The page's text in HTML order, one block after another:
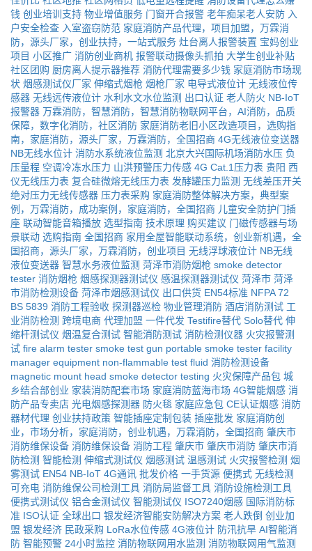
钱 创业培训支持 物业增值服务 门窗开合报警 老年痴呆老人安防 入
户安全检查 入室盗窃防范 家庭消防产品代理，项目加盟，万霖消
防，源头厂家，创业扶持，一站式服务 灶台离人报警装置 宝妈创业
项目 小区推广 消防创业商机 报警联动摄像头抓拍 大学生创业补贴
社区团购 厨房离人提示器推荐 消防代理需要多少钱 家庭消防市场现
状 烟感测试仪厂家 伸缩式烟枪 烟枪厂家 电导式液位计 无线液位传
感器 无线远传液位计 水利水文水位监测 出口认证 老人防火 NB-IoT
报警器 万霖消防，智慧消防，智慧消防物联网平台，AI消防，品质
保障，数字化消防，社区消防 家庭消防老旧小区改造项目，选购指
南，家庭消防，源头厂家，万霖消防，全国招商 4G无线液位变送器
NB无线水位计 消防水系统液位监测 北京大兴国际机场消防水压 负
压量程 空调冷冻水压力 山洪预警压力传感 4G Cat.1压力表 贵阳 西
仪无线压力表 复合硅微熔无线压力表 发酵罐压力监测 无线差压开关
绝对压力无线传感器 压力表采购 家庭消防整体解决方案，典型案
例，万霖消防，成功案例，家庭消防，全国招商 儿童安全防护门插
座 联动智能音箱播放 选型指南 技术原理 购买建议 门磁传感器与场
景联动 选购指南 全国招商 家用全屋智能联动系统，创业新机遇，全
国招商，源头厂家，万霖消防，创业项目 无线浮球液位计 NB无线
液位变送器 智慧水务液位监测 菏泽市消防烟枪 smoke detector
tester 消防烟枪 烟感探测器测试仪 感温探测器测试仪 菏泽市 菏泽
市消防检测设备 菏泽市烟感测试仪 出口供货 EN54标准 NFPA 72
BS 5839 消防工程验收 探测器巡检 物业管理消防 酒店消防测试 工
业消防检测 跨境电商 代理加盟 一件代发 Testifire替代 Solo替代 伸
缩杆测试仪 烟温复合测试 智能消防测试 消防检测仪器 火灾报警测
试 fire alarm tester smoke test gun portable smoke tester facility
manager equipment non-flammable test fluid 消防检测设备
magnetic mount head smoke detector testing 火灾保障产品包 城
乡结合部创业 家装消防配套市场 家庭消防蓝海市场 4G智能烟感 消
防产品专卖店 光电烟感探测器 防火毯 家庭应急包 CE认证烟感 消防
器材代理 创业扶持政策 智能插座定制包装 插座批发 家庭消防创
业，市场分析，家庭消防，创业机遇，万霖消防，全国招商 肇庆市
消防维保设备 消防维保设备 消防工程 肇庆市 肇庆市消防 肇庆市消
防检测 智能检测 伸缩式测试仪 烟感测试 温感测试 火灾报警检测 烟
雾测试 EN54 NB-IoT 4G通讯 批发价格 一手货源 便携式 无线检测
可充电 消防维保公司检测工具 消防局监督工具 消防设施检测工具
便携式测试仪 铝合金测试仪 智能测试仪 ISO7240烟感 国际消防标
准 ISO认证 全球出口 银发经济智能安防解决方案 老人跌倒 创业加
盟 银发经济 民政采购 LoRa水位传感 4G液位计 防汛抗旱 AI智能消
防 智能预警 24小时监控 消防物联网用水监测 消防物联网用气监测